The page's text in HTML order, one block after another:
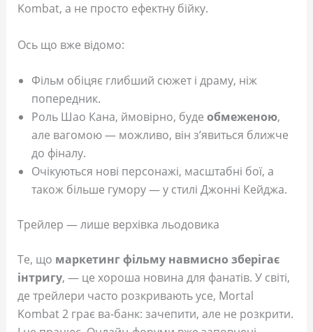
Kombat, а не просто ефектну бійку.
Ось що вже відомо:
Фільм обіцяє глибший сюжет і драму, ніж
попередник.
Роль Шао Кана, ймовірно, буде обмеженою,
але вагомою — можливо, він з’явиться ближче
до фіналу.
Очікуються нові персонажі, масштабні бої, а
також більше гумору — у стилі Джонні Кейджа.
Трейлер — лише верхівка льодовика
Те, що маркетинг фільму навмисно зберігає
інтригу, — це хороша новина для фанатів. У світі,
де трейлери часто розкривають усе, Mortal
Kombat 2 грає ва-банк: зачепити, але не розкрити.